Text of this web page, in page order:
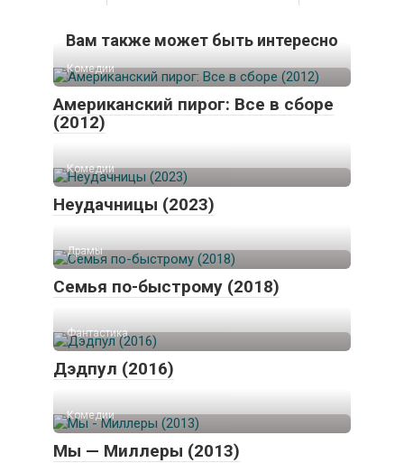
Вам также может быть интересно
Комедии
Американский пирог: Все в сборе
(2012)
Комедии
Неудачницы (2023)
Драмы
Семья по-быстрому (2018)
Фантастика
Дэдпул (2016)
Комедии
Мы — Миллеры (2013)